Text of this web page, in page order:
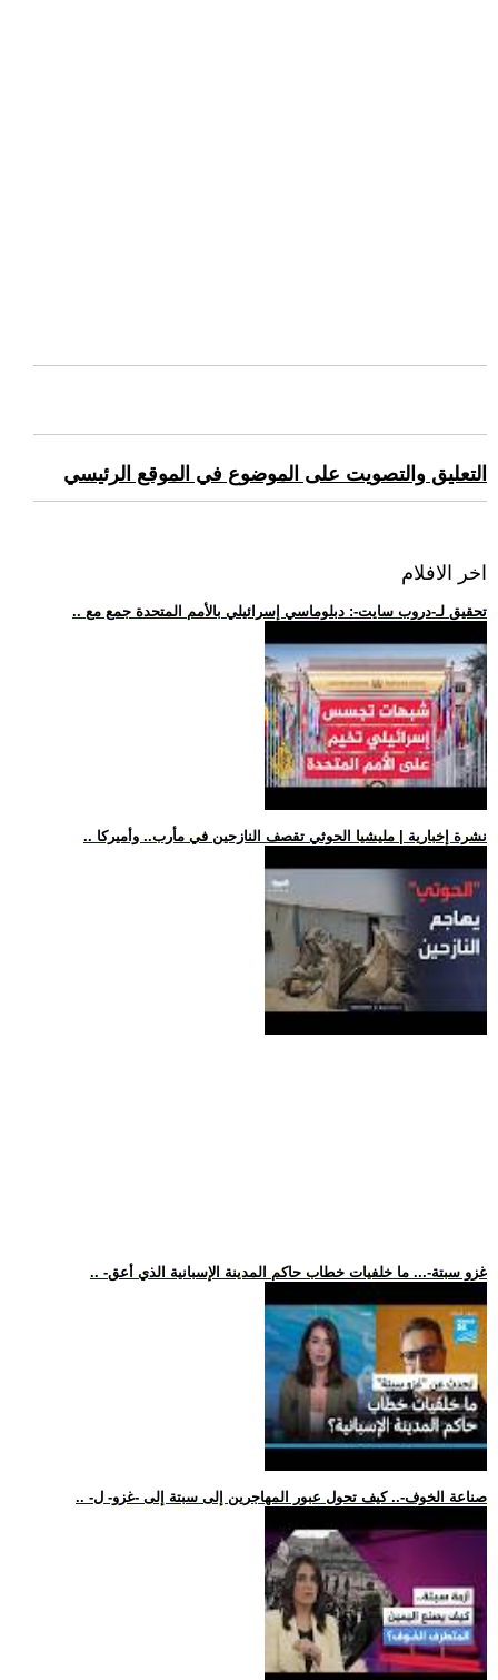
التعليق والتصويت على الموضوع في الموقع الرئيسي
اخر الافلام
.. تحقيق لـ-دروب سايت-: دبلوماسي إسرائيلي بالأمم المتحدة جمع مع
.. نشرة إخبارية | مليشيا الحوثي تقصف النازحين في مأرب.. وأميركا
.. -غزو سبتة-... ما خلفيات خطاب حاكم المدينة الإسبانية الذي أعق
.. -صناعة الخوف-.. كيف تحول عبور المهاجرين إلى سبتة إلى -غزو- ل